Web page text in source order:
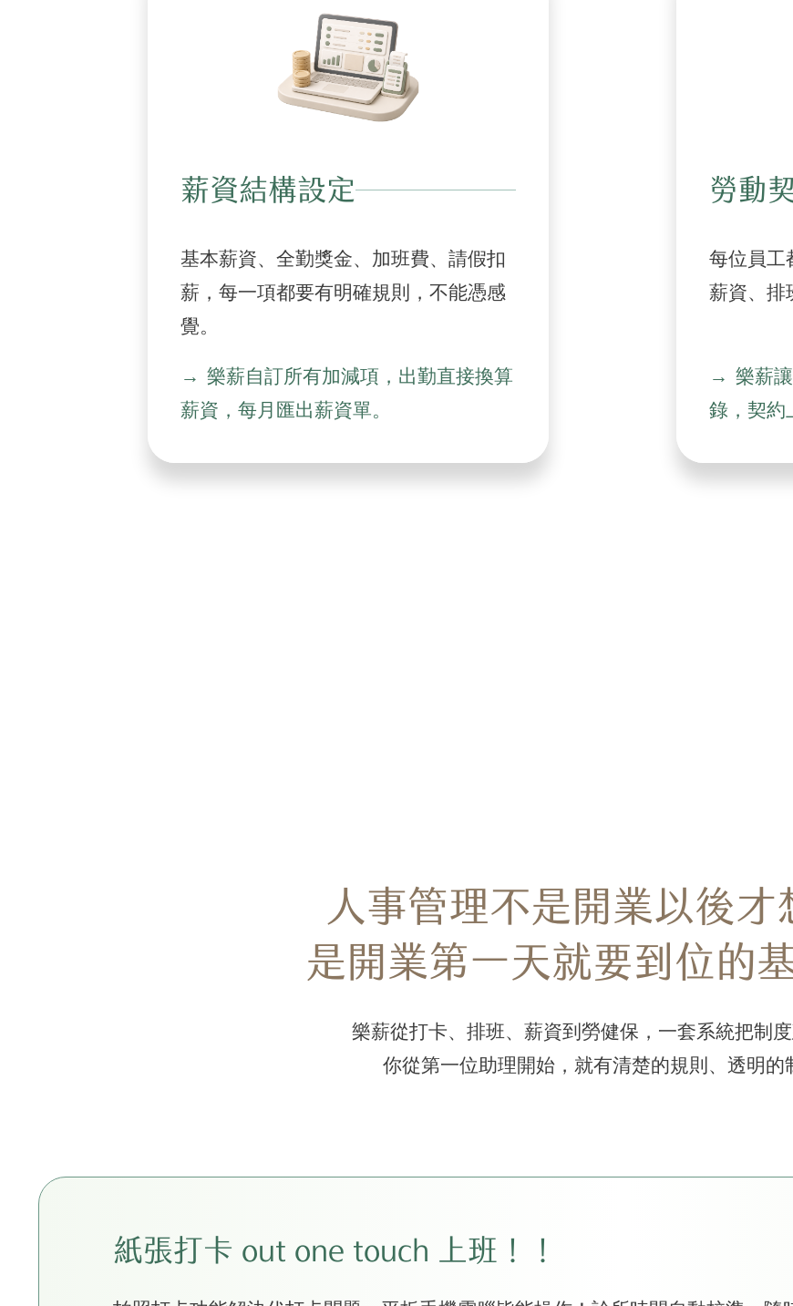
薪資結構設定
基本薪資、全勤獎金、加班費、請假扣
薪，每一項都要有明確規則，不能憑感
覺。
樂薪自訂所有加減項，出勤直接換算
薪資，每月匯出薪資單。
勞動
每位員工
薪資、排
樂薪
錄，契約
人事管理不是開業以後才
是開業第一天就要到位的
樂薪從打卡、排班、薪資到勞健保，一套系統把制
你從第一位助理開始，就有清楚的規則、透明的
紙張打卡 out one touch 上班！！